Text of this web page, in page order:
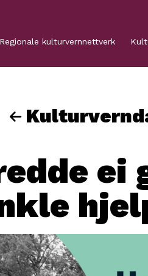
Regionale kulturvernnettverk
ei